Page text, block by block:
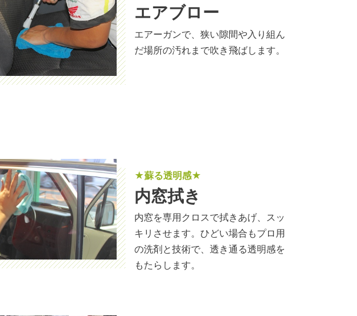
エアブロー
エアーガンで、狭い隙間や入り組ん
だ場所の汚れまで吹き飛ばします。
★蘇る透明感★
内窓拭き
内窓を専用クロスで拭きあげ、スッ
キリさせます。ひどい場合もプロ用
の洗剤と技術で、透き通る透明感を
もたらします。